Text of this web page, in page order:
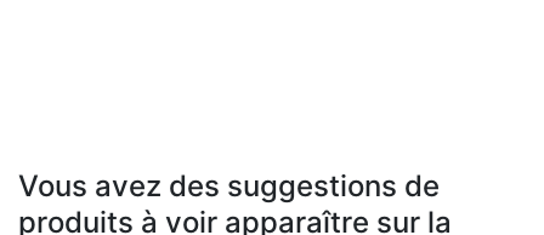
Vous avez des suggestions de
produits à voir apparaître sur la